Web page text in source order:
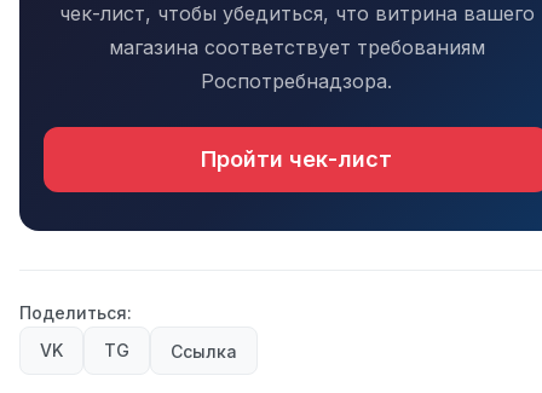
чек-лист, чтобы убедиться, что витрина вашего
магазина соответствует требованиям
Роспотребнадзора.
Пройти чек-лист
Поделиться:
VK
TG Ссылка